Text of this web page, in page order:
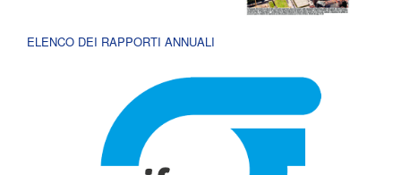
ELENCO DEI RAPPORTI ANNUALI